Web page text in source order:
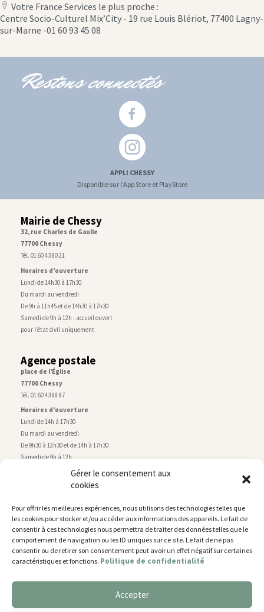
Gérer le consentement aux
cookies
Pour offrir les meilleures expériences, nous utilisons des technologies telles que
les cookies pour stocker et/ou accéder aux informations des appareils. Le fait de
consentir à ces technologies nous permettra de traiter des données telles que le
comportement de navigation ou les ID uniques sur ce site. Le fait de ne pas
consentir ou de retirer son consentement peut avoir un effet négatif sur certaines
caractéristiques et fonctions. Politique de confidentialité
Accepter
location
icon
Votre France Services le plus proche :
Centre Socio-Culturel Mix’City - 19 rue Louis Blériot, 77400 Lagny-
sur-Marne -01 60 93 45 08
Restons connectés
APPLI CHESSY
Disponible sur l'App Store et PlayStore
Mairie de Chessy
32, rue Charles de Gaulle
77700 Chessy
Tél. 01 60 43 80 21
Horaires d’ouverture
Lundi de 14h30 à 17h30
Du mardi au vendredi
De 9h à 11h45 et de 14h30 à 17h30
Samedi de 9h à 12h : accueil ouvert
pour l’état civil uniquement
Agence postale
place de l’Église
77700 Chessy
Tél. 01 60 43 88 87
Horaires d’ouverture
Lundi de 14h à 17h30
Du mardi au vendredi
De 9h30 à 12h30 et de 14h à 17h30
Samedi de 9h à 12h
Service technique
rue de Montry–77700 Chessy
Tél. 01 60 43 52 63
Horaires d’ouverture
Lundi, mardi et jeudi
De 9h à 11h45 et de 14h30 à 17h30
Nous utilisons des cookies pour vous offrir la meilleure